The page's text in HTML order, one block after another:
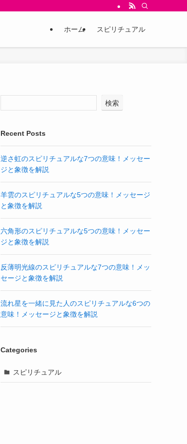
ホーム スピリチュアル
検索
Recent Posts
逆さ虹のスピリチュアルな7つの意味！メッセー
ジと象徴を解説
羊雲のスピリチュアルな5つの意味！メッセージ
と象徴を解説
六角形のスピリチュアルな5つの意味！メッセー
ジと象徴を解説
反薄明光線のスピリチュアルな7つの意味！メッ
セージと象徴を解説
流れ星を一緒に見た人のスピリチュアルな6つの
意味！メッセージと象徴を解説
Categories
スピリチュアル